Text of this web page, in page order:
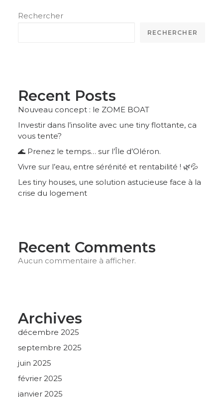
Rechercher
RECHERCHER
Recent Posts
Nouveau concept : le ZOME BOAT
Investir dans l’insolite avec une tiny flottante, ca
vous tente?
🌊 Prenez le temps… sur l’Île d’Oléron.
Vivre sur l’eau, entre sérénité et rentabilité ! 🌿💦
Les tiny houses, une solution astucieuse face à la
crise du logement
Recent Comments
Aucun commentaire à afficher.
Archives
décembre 2025
septembre 2025
juin 2025
février 2025
janvier 2025